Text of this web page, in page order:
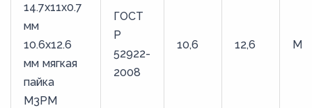
14.7х11х0.7
мм
10.6х12.6
мм мягкая
пайка
М3РМ
ГОСТ
Р
52922-
2008
10,6 12,6